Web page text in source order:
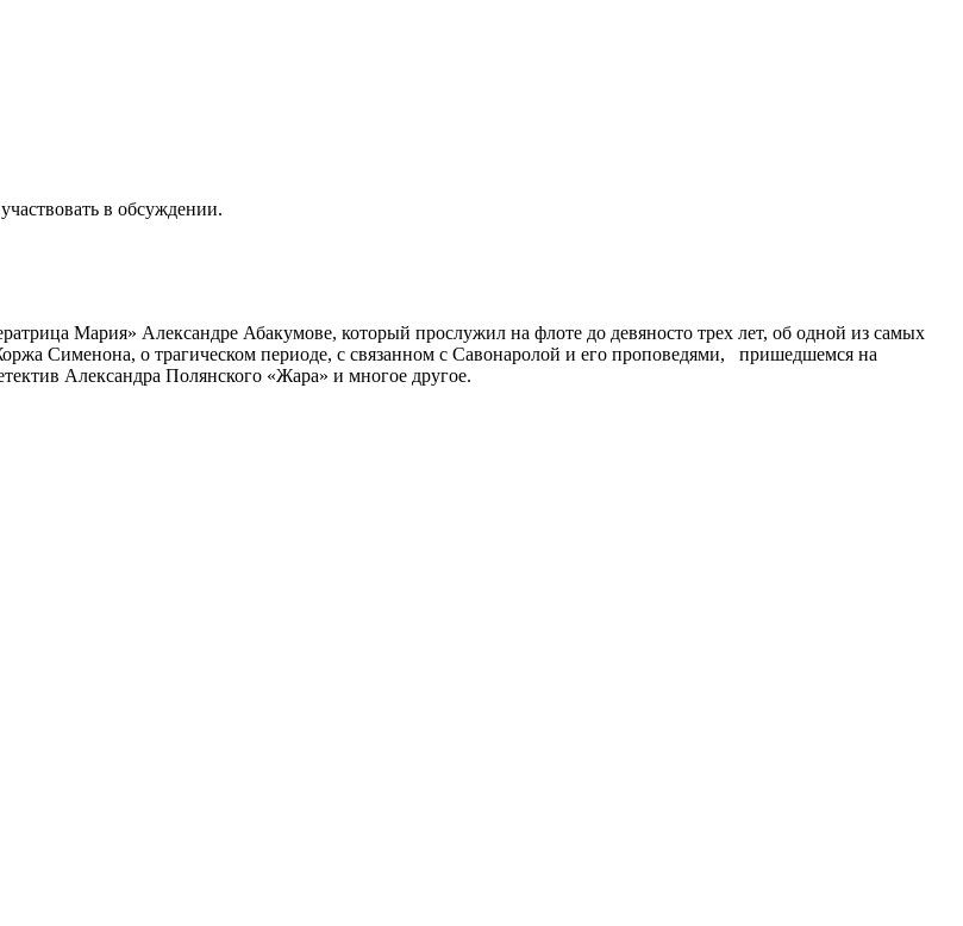
в обсуждении.
Мария» Александре Абакумове, который прослужил на флоте до девяносто трех лет, об одной из самых
Сименона, о трагическом периоде, с связанном с Савонаролой и его проповедями, пришедшемся на
Александра Полянского «Жара» и многое другое.